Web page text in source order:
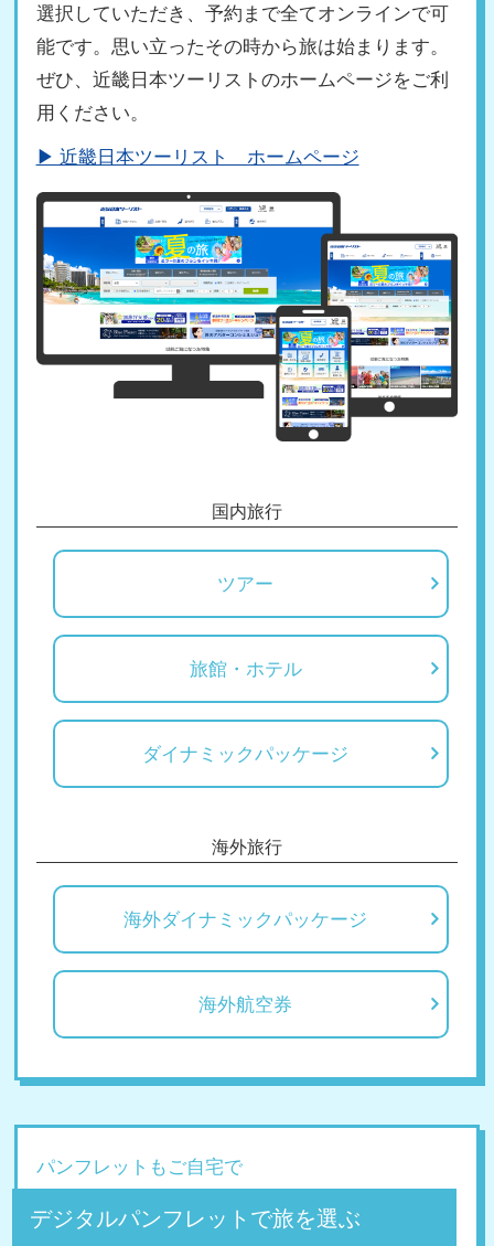
選択していただき、予約まで全てオンラインで可
能です。思い立ったその時から旅は始まります。
ぜひ、近畿日本ツーリストのホームページをご利
用ください。
▶ 近畿日本ツーリスト ホームページ
国内旅行
ツアー
旅館・ホテル
ダイナミックパッケージ
海外旅行
海外ダイナミックパッケージ
海外航空券
パンフレットもご自宅で
デジタルパンフレットで旅を選ぶ